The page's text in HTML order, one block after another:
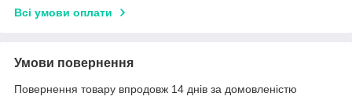
Всі умови оплати
Умови повернення
Повернення товару впродовж 14 днів за домовленістю